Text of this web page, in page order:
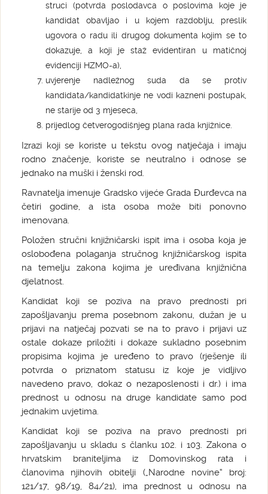
struci (potvrda poslodavca o poslovima koje je
kandidat obavljao i u kojem razdoblju, preslik
ugovora o radu ili drugog dokumenta kojim se to
dokazuje, a koji je staž evidentiran u matičnoj
evidenciji HZMO-a),
uvjerenje nadležnog suda da se protiv
kandidata/kandidatkinje ne vodi kazneni postupak,
ne starije od 3 mjeseca,
prijedlog četverogodišnjeg plana rada knjižnice.
Izrazi koji se koriste u tekstu ovog natječaja i imaju
rodno značenje, koriste se neutralno i odnose se
jednako na muški i ženski rod.
Ravnatelja imenuje Gradsko vijeće Grada Đurđevca na
četiri godine, a ista osoba može biti ponovno
imenovana.
Položen stručni knjižničarski ispit ima i osoba koja je
oslobođena polaganja stručnog knjižničarskog ispita
na temelju zakona kojima je uređivana knjižnična
djelatnost.
Kandidat koji se poziva na pravo prednosti pri
zapošljavanju prema posebnom zakonu, dužan je u
prijavi na natječaj pozvati se na to pravo i prijavi uz
ostale dokaze priložiti i dokaze sukladno posebnim
propisima kojima je uređeno to pravo (rješenje ili
potvrda o priznatom statusu iz koje je vidljivo
navedeno pravo, dokaz o nezaposlenosti i dr.) i ima
prednost u odnosu na druge kandidate samo pod
jednakim uvjetima.
Kandidat koji se poziva na pravo prednosti pri
zapošljavanju u skladu s članku 102. i 103. Zakona o
hrvatskim braniteljima iz Domovinskog rata i
članovima njihovih obitelji („Narodne novine“ broj:
121/17, 98/19, 84/21), ima prednost u odnosu na